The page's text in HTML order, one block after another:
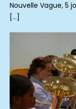
Nouvelle Vague, 5
[…]